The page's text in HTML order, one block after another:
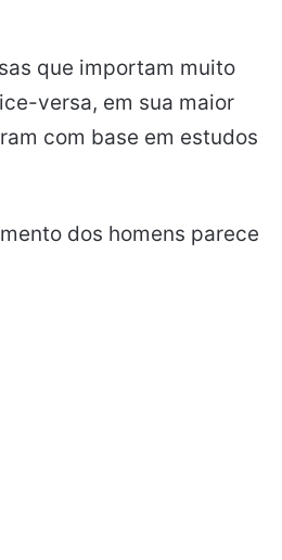
que importam muito
versa, em sua maior
com base em estudos
dos homens parece